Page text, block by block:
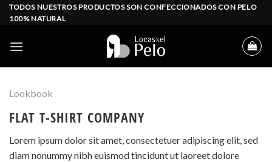
SkipTODOS NUESTROS PRODUCTOS SON CONFECCIONADOS CON PELO
100% NATURAL
Lookbook
FLAT T-SHIRT COMPANY
Lorem ipsum dolor sit amet, consectetuer adipiscing elit, sed
diam nonummy nibh euismod tincidunt ut laoreet dolore